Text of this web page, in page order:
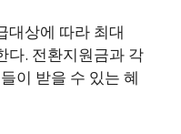
대상에 따라 최대
다. 전환지원금과 각
이 받을 수 있는 혜